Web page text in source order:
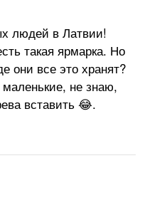
людей в Латвии!
такая ярмарка. Но
они все это хранят?
не знаю,
вставить 😂.